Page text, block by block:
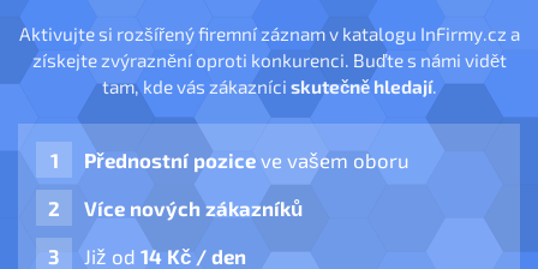
Aktivujte si rozšířený firemní záznam v katalogu InFirmy.cz a
získejte zvýraznění oproti konkurenci. Buďte s námi vidět
tam, kde vás zákazníci skutečně hledají.
Přednostní pozice ve vašem oboru
Více nových zákazníků
Již od 14 Kč / den